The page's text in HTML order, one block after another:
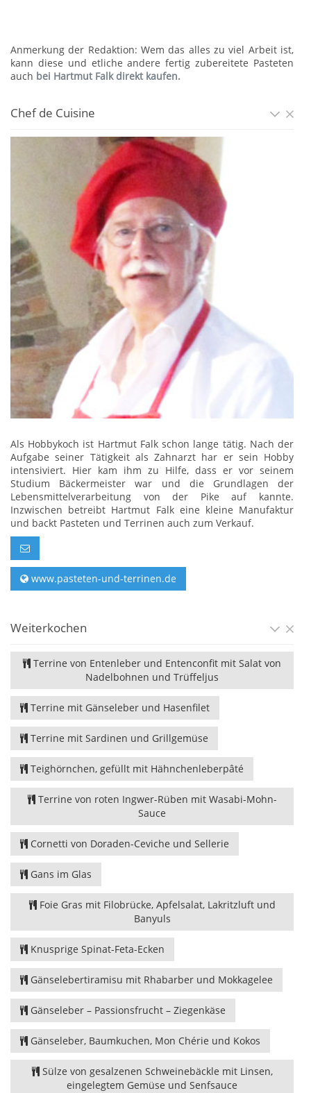
Anmerkung der Redaktion: Wem das alles zu viel Arbeit ist,
kann diese und etliche andere fertig zubereitete Pasteten
auch bei Hartmut Falk direkt kaufen.
Chef de Cuisine
Als Hobbykoch ist Hartmut Falk schon lange tätig. Nach der
Aufgabe seiner Tätigkeit als Zahnarzt har er sein Hobby
intensiviert. Hier kam ihm zu Hilfe, dass er vor seinem
Studium Bäckermeister war und die Grundlagen der
Lebensmittelverarbeitung von der Pike auf kannte.
Inzwischen betreibt Hartmut Falk eine kleine Manufaktur
und backt Pasteten und Terrinen auch zum Verkauf.
www.pasteten-und-terrinen.de
Weiterkochen
Terrine von Entenleber und Entenconfit mit Salat von
Nadelbohnen und Trüffeljus
Terrine mit Gänseleber und Hasenfilet
Terrine mit Sardinen und Grillgemüse
Teighörnchen, gefüllt mit Hähnchenleberpâté
Terrine von roten Ingwer-Rüben mit Wasabi-Mohn-
Sauce
Cornetti von Doraden-Ceviche und Sellerie
Gans im Glas
Foie Gras mit Filobrücke, Apfelsalat, Lakritzluft und
Banyuls
Knusprige Spinat-Feta-Ecken
Gänselebertiramisu mit Rhabarber und Mokkagelee
Gänseleber – Passionsfrucht – Ziegenkäse
Gänseleber, Baumkuchen, Mon Chérie und Kokos
Sülze von gesalzenen Schweinebäckle mit Linsen,
eingelegtem Gemüse und Senfsauce